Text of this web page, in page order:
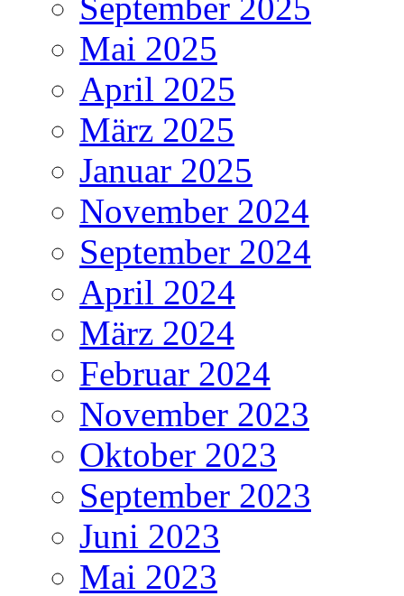
Mai 2025
April 2025
März 2025
Januar 2025
November 2024
September 2024
April 2024
März 2024
Februar 2024
November 2023
Oktober 2023
September 2023
Juni 2023
Mai 2023